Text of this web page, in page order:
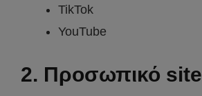
TikTok
YouTube
2. Προσωπικό site